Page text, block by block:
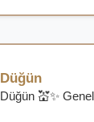
Düğün
Düğün 💒✨